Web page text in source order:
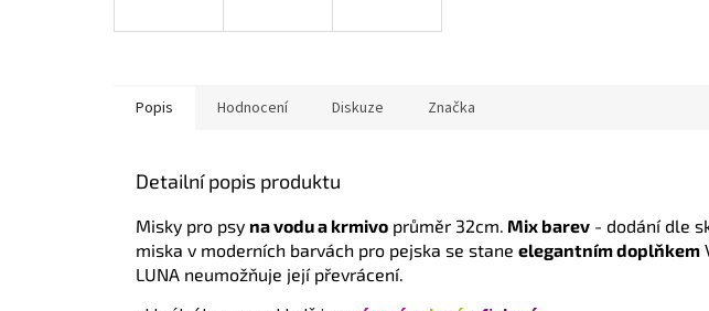
Popis Hodnocení Diskuze Značka
Detailní popis produktu
Misky pro psy na vodu a krmivo průměr 32cm. Mix barev - dodání dle
miska v moderních barvách pro pejska se stane elegantním doplňkem
LUNA neumožňuje její převrácení.